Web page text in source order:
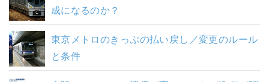
成になるのか？
東京メトロのきっぷの払い戻し／変更のルール
と条件